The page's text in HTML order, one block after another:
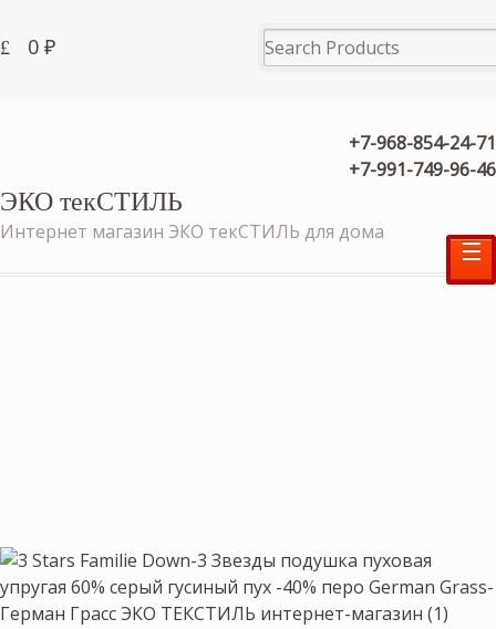
0₽
+7-968-854-24-71
+7-991-749-96-46
ЭКО текСТИЛЬ
Интернет магазин ЭКО текСТИЛЬ для дома
☰